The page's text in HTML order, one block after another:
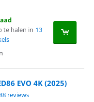
te halen in 13
EVO 4K (2025)
88 reviews.
reviews